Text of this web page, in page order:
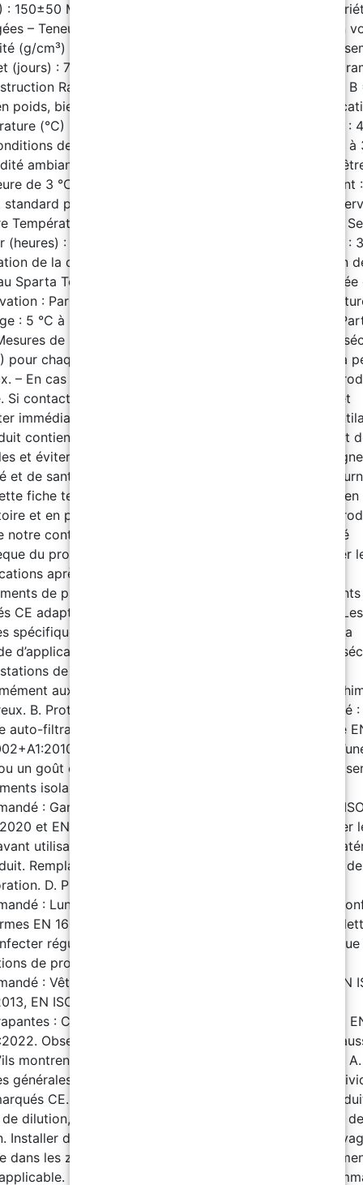
: 150±50 MPaS – Densité spécifique (25 °C) : 1,01
– Teneur en solides (%): 96±2 (en poids) / 95±2 (en
(g/cm³) : 1,11±0,05 – Point d’éclair (°C) : >93 –
(jours) : 7 – Couverture théorique : 5 m²/kg/200μm
Ratio de mélange – Application au rouleau : A : B
poids, bien mélanger avant utilisation). Temps
(°C) : 10 | 20 | 30 – Durée de vie en pot (minutes) :
de construction – Température ambiante : 0 °C à
ambiante : ≤75 % – Température du substrat : Doit
de 3 °C ou plus au point de rosée de l’air. – Nettoyant :
standard pour polyaspartique Temps de Séchage et
Température (°C) : 20 Séchage en surface (heures) : 1
(heures) : 3 Durcissement complet : 7 jours Transitable :
de la deuxième couche : 3-4 heures Consommation
Sparta Top : 0,2 kg/m² Conditions de stockage – Durée
: Partie A : 12 mois / Partie B : 12 mois –
: 5 °C à 35 °C Conditionnement – Partie A : 20 kg –
de sécurité Téléchargez la fiche de données de
pour chaque étape du cycle. – Éviter le contact avec la
– En cas de contact avec la peau, nettoyer avec un
Si contact avec les yeux, rincer abondamment à l’eau et
immédiatement un médecin. – Assurer une bonne
contient des substances combustibles. Tenir à l’écart
et éviter de fumer à proximité. – Respecter les
et de santé sur le site. Déclaration Les informations
fiche technique sont basées sur nos connaissances en
et en pratique. Cependant, comme l’utilisation du
notre contrôle, nous garantissons uniquement la qualité
du produit. Nous nous réservons le droit de modifier
après notification préalable. Composant A A.
de protection individuelle : Utiliser des équipements
CE adaptés à la manipulation de produits chimiques. Les
spécifiques peuvent varier selon le degré de dilution, la
d’application ou l’utilisation. Installer des douches de
de lavage oculaire dans les zones de stockage,
aux réglementations locales pour les produits
B. Protection respiratoire : Équipement recommandé :
auto-filtrant pour gaz et vapeurs, conforme à la norme
Observation : Remplacer le masque dès
un goût est perçu. En l’absence de signal d’alerte,
isolants. C. Protection des mains : Équipement
: Gants de protection conformes aux normes EN
et EN ISO 374-1:2016+A1:2018. Observation : Tester
utilisation car la résistance peut varier selon les
Remplacer les gants dès qu’ils montrent des signes de
D. Protection oculaire et faciale : Équipement
: Lunettes panoramiques contre les projections,
EN 166:2002 et EN ISO 4007:2018. Observation :
régulièrement les lunettes. Utiliser en cas de risque
de produit. E. Protection du corps : Équipement
: Vêtements de travail : Conformes aux normes EN
EN ISO 13688:2013 et EN 464:1994. Chaussures
: Conformes aux normes EN ISO 20347:2022 et
Observation : Remplacer les vêtements ou les
montrent des signes de détérioration. Composant B A.
générales : Utiliser des équipements de protection
CE. Les recommandations sont adaptées au
dilution, ajuster les mesures selon l’usage et le degré de
Installer des douches de sécurité et des stations de
dans les zones de stockage, conformément à la
B. Protection respiratoire : Équipement